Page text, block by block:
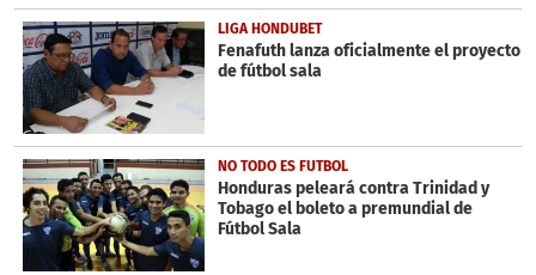
LIGA HONDUBET
Fenafuth lanza oficialmente el proyecto
de fútbol sala
NO TODO ES FUTBOL
Honduras peleará contra Trinidad y
Tobago el boleto a premundial de
Fútbol Sala